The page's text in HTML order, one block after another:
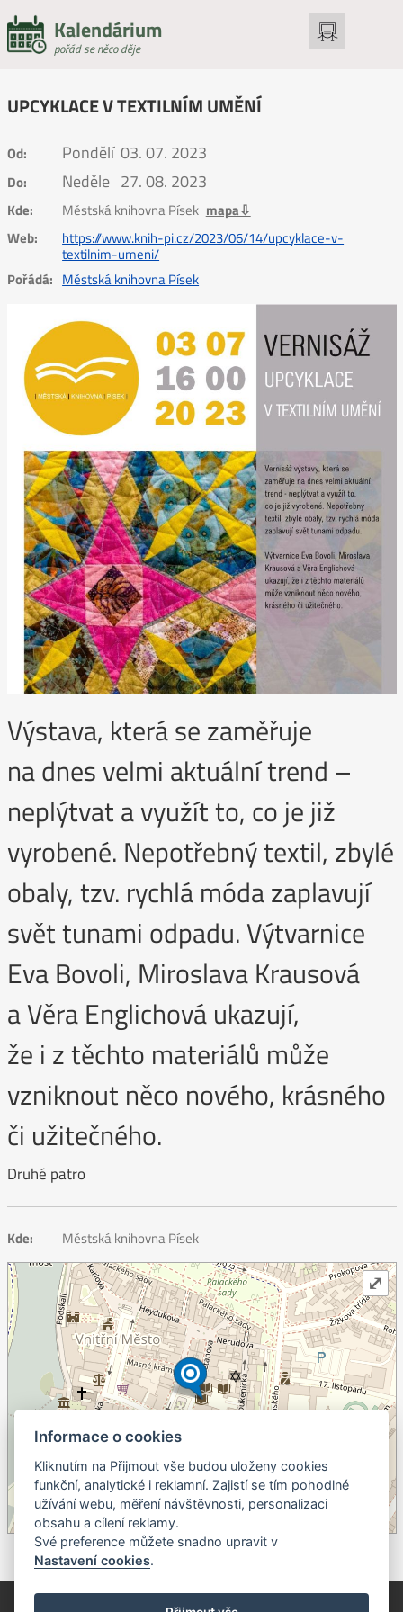
Kalendárium
pořád se něco děje
UPCYKLACE V TEXTILNÍM UMĚNÍ
Od: Pondělí 03. 07. 2023
Do: Neděle 27. 08. 2023
Kde: Městská knihovna Písek mapa⇩
Web:
https://www.knih-pi.cz/2023/06/14/upcyklace-v-
textilnim-umeni/
Pořádá: Městská knihovna Písek
Výstava, která se zaměřuje
na dnes velmi aktuální trend –
neplýtvat a využít to, co je již
vyrobené. Nepotřebný textil, zbylé
obaly, tzv. rychlá móda zaplavují
svět tunami odpadu. Výtvarnice
Eva Bovoli, Miroslava Krausová
a Věra Englichová ukazují,
že i z těchto materiálů může
vzniknout něco nového, krásného
či užitečného.
Druhé patro
Kde: Městská knihovna Písek
©OpenStreetMapcontributors.
⤢
© Píseckem / Kalendárium (Změna programu vyhrazena!)
(Cookies)
Informace o cookies
Kliknutím na Přijmout vše budou uloženy cookies
funkční, analytické i reklamní. Zajistí se tím pohodlné
užívání webu, měření návštěvnosti, personalizaci
obsahu a cílení reklamy.
Své preference můžete snadno upravit v
Nastavení cookies.